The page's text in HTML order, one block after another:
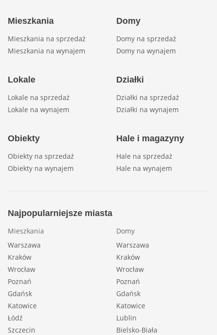
Mieszkania
Mieszkania na sprzedaż
Mieszkania na wynajem
Domy
Domy na sprzedaż
Domy na wynajem
Lokale
Lokale na sprzedaż
Lokale na wynajem
Działki
Działki na sprzedaż
Działki na wynajem
Obiekty
Obiekty na sprzedaż
Obiekty na wynajem
Hale i magazyny
Hale na sprzedaż
Hale na wynajem
Najpopularniejsze miasta
Mieszkania
Warszawa
Kraków
Wrocław
Poznań
Gdańsk
Katowice
Łódź
Szczecin
Domy
Warszawa
Kraków
Wrocław
Poznań
Gdańsk
Katowice
Lublin
Bielsko-Biała